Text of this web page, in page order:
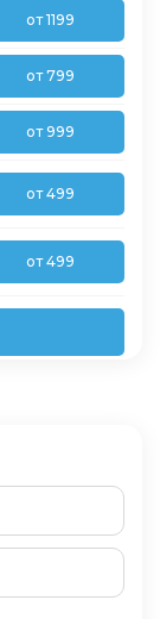
от 1199
от 799
от 999
от 499
от 499